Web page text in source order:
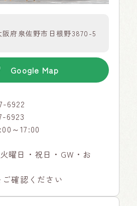
阪府泉佐野市日根野3870-5
Google Map
6922
6923
～17:00
曜日・祝日・GW・お
確認ください